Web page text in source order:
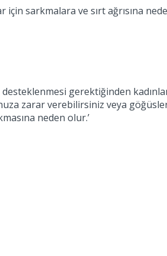
sarkmalara ve sırt ağrısına
gerektiğinden
zarar verebilirsiniz veya
neden olur.’